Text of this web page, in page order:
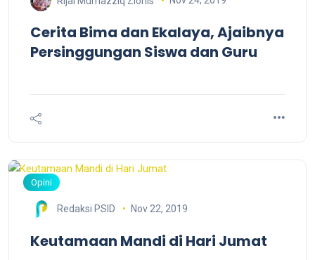
Cerita Bima dan Ekalaya, Ajaibnya
Persinggungan Siswa dan Guru
Opini
Redaksi PSID Nov 22, 2019
Keutamaan Mandi di Hari Jumat